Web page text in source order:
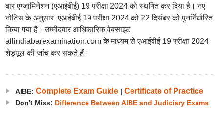
बार एग्जामिनेशन (एआईबीई) 19 परीक्षा 2024 को स्थगित कर दिया है। नए
नोटिस के अनुसार, एआईबीई 19 परीक्षा 2024 को 22 दिसंबर को पुनर्निर्धारित
किया गया है। उम्मीदवार आधिकारिक वेबसाइट
allindiabarexamination.com के माध्यम से एआईबीई 19 परीक्षा 2024
शेड्यूल की जांच कर सकते हैं।
AIBE: Complete Exam Guide| Certificate of Practice
Don't Miss: Difference Between AIBE and Judiciary Exams